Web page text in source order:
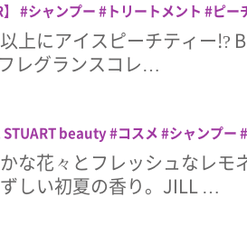
シャンプー トリートメント ピー
ント
ヘアケア 紅茶
上にアイスピーチティー!?
レグランスコレ…
beauty コスメ シャンプー
マスク
な花々とフレッシュなレモ
しい初夏の香り。JILL …